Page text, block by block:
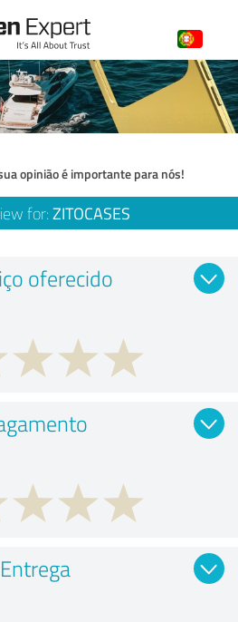
opinião é importante para nós!
for: ZITOCASES
oferecido
Entrega